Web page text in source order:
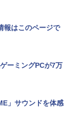
報はこのページで
ーミングPCが7万
」サウンドを体感